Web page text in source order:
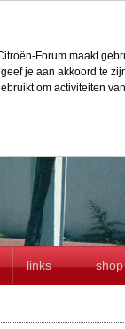
Forum maakt
je aan akkoord te
om activiteiten
links shop